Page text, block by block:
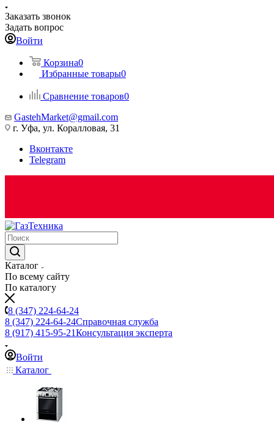
Заказать звонок
Задать вопрос
Войти
Корзина0
Избранные товары0
Сравнение товаров0
GastehMarket@gmail.com
г. Уфа, ул. Коралловая, 31
Вконтакте
Telegram
Каталог
По всему сайту
По каталогу
8 (347) 224-64-24
8 (347) 224-64-24Справочная служба
8 (917) 415-95-21Консультация эксперта
Войти
Каталог